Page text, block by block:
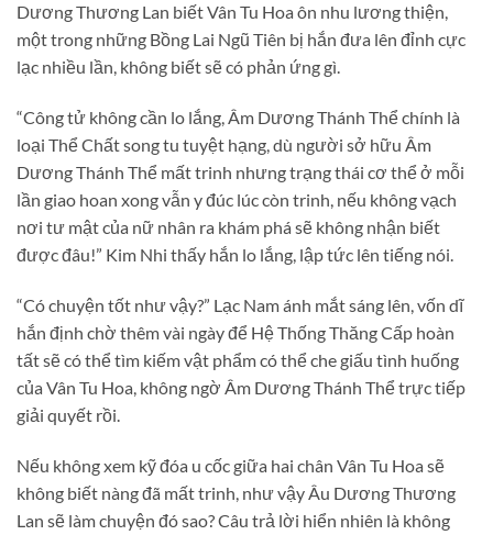
Dương Thương Lan biết Vân Tu Hoa ôn nhu lương thiện,
một trong những Bồng Lai Ngũ Tiên bị hắn đưa lên đỉnh cực
lạc nhiều lần, không biết sẽ có phản ứng gì.
“Công tử không cần lo lắng, Âm Dương Thánh Thể chính là
loại Thể Chất song tu tuyệt hạng, dù người sở hữu Âm
Dương Thánh Thể mất trinh nhưng trạng thái cơ thể ở mỗi
lần giao hoan xong vẫn y đúc lúc còn trinh, nếu không vạch
nơi tư mật của nữ nhân ra khám phá sẽ không nhận biết
được đâu!” Kim Nhi thấy hắn lo lắng, lập tức lên tiếng nói.
“Có chuyện tốt như vậy?” Lạc Nam ánh mắt sáng lên, vốn dĩ
hắn định chờ thêm vài ngày để Hệ Thống Thăng Cấp hoàn
tất sẽ có thể tìm kiếm vật phẩm có thể che giấu tình huống
của Vân Tu Hoa, không ngờ Âm Dương Thánh Thể trực tiếp
giải quyết rồi.
Nếu không xem kỹ đóa u cốc giữa hai chân Vân Tu Hoa sẽ
không biết nàng đã mất trinh, như vậy Âu Dương Thương
Lan sẽ làm chuyện đó sao? Câu trả lời hiển nhiên là không